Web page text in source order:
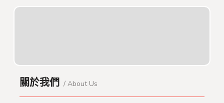
關於我們 / About Us